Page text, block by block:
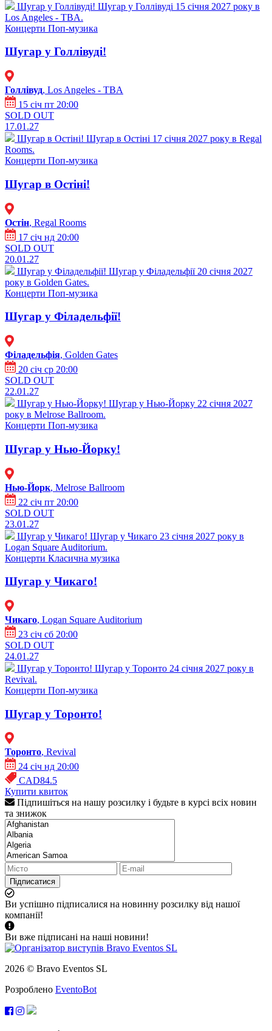
Шугар у Голлівуді! Шугар у Голлівуді 15 січня 2027 року в
Los Angeles - TBA.
Концерти Поп-музика
Шугар у Голлівуді!
Голлівуд, Los Angeles - TBA
15 січ пт 20:00
SOLD OUT
17.01.27
Шугар в Остіні! Шугар в Остіні 17 січня 2027 року в Regal
Rooms.
Концерти Поп-музика
Шугар в Остіні!
Остін, Regal Rooms
17 січ нд 20:00
SOLD OUT
20.01.27
Шугар у Філадельфії! Шугар у Філадельфії 20 січня 2027
року в Golden Gates.
Концерти Поп-музика
Шугар у Філадельфії!
Філадельфія, Golden Gates
20 січ ср 20:00
SOLD OUT
22.01.27
Шугар у Нью-Йорку! Шугар у Нью-Йорку 22 січня 2027
року в Melrose Ballroom.
Концерти Поп-музика
Шугар у Нью-Йорку!
Нью-Йорк, Melrose Ballroom
22 січ пт 20:00
SOLD OUT
23.01.27
Шугар у Чикаго! Шугар у Чикаго 23 січня 2027 року в
Logan Square Auditorium.
Концерти Класична музика
Шугар у Чикаго!
Чикаго, Logan Square Auditorium
23 січ сб 20:00
SOLD OUT
24.01.27
Шугар у Торонто! Шугар у Торонто 24 січня 2027 року в
Revival.
Концерти Поп-музика
Шугар у Торонто!
Торонто, Revival
24 січ нд 20:00
CAD84.5
Купити квиток
Підпишіться на нашу розсилку і будьте в курсі всіх новин
та знижок
Підписатися
Ви успішно підписалися на новинну розсилку від нашої
компанії!
Ви вже підписані на наші новини!
2026 © Bravo Eventos SL
Розроблено EventoBot